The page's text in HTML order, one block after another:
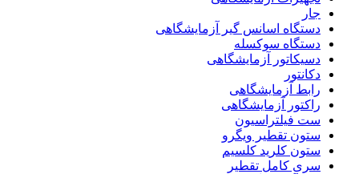
جار
دستگاه اسانس گیر آزمایشگاهی
دستگاه سوکسله
دسیکاتور آزمایشگاهی
دکانتور
رابط آزمایشگاهی
راکتور آزمایشگاهی
ست فیلتراسیون
ستون تقطیر ویگرو
ستون کلرید کلسیم
سری کامل تقطیر